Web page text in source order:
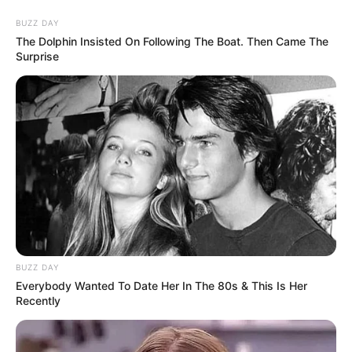
Potsdam Veranstaltungen Hotels
zurück Potsdam
BUZZ DAY
The Dolphin Insisted On Following The Boat. Then Came The
Surprise
BUZZ DAY
Everybody Wanted To Date Her In The 80s & This Is Her
Recently